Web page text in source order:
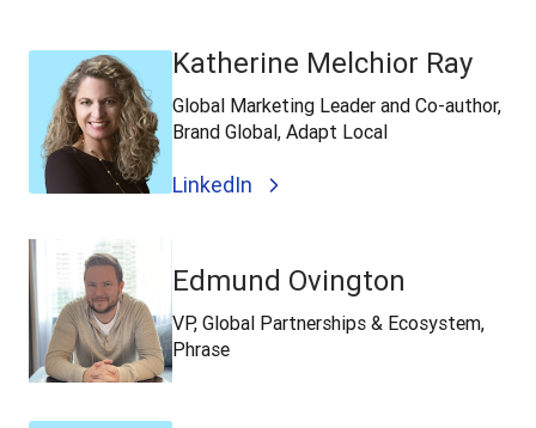
Katherine Melchior Ray
Global Marketing Leader and Co-author,
Brand Global, Adapt Local
LinkedIn
Edmund Ovington
VP, Global Partnerships & Ecosystem,
Phrase